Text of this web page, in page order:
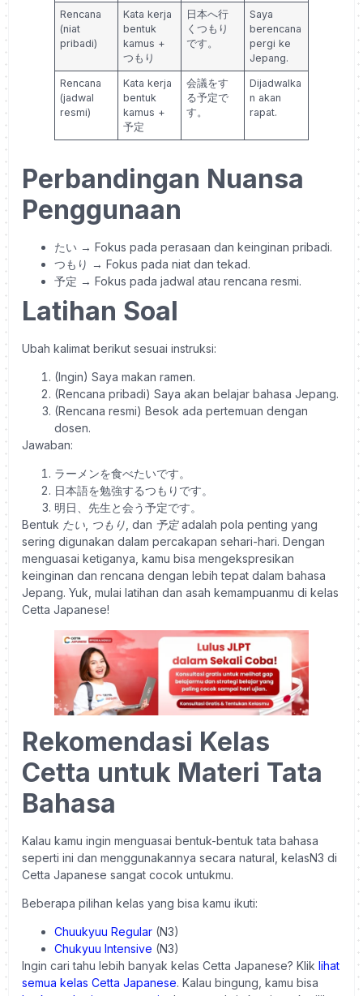
Rencana
(niat
pribadi)
Kata kerja
bentuk
kamus +
つもり
日本へ行
くつもり
です。
Saya
berencana
pergi ke
Jepang.
Rencana
(jadwal
resmi)
Kata kerja
bentuk
kamus +
予定
会議をす
る予定で
す。
Dijadwalka
n akan
rapat.
Perbandingan Nuansa
Penggunaan
たい → Fokus pada perasaan dan keinginan pribadi.
つもり → Fokus pada niat dan tekad.
予定 → Fokus pada jadwal atau rencana resmi.
Latihan Soal
Ubah kalimat berikut sesuai instruksi:
(Ingin) Saya makan ramen.
(Rencana pribadi) Saya akan belajar bahasa Jepang.
(Rencana resmi) Besok ada pertemuan dengan
dosen.
Jawaban:
ラーメンを食べたいです。
日本語を勉強するつもりです。
明日、先生と会う予定です。
Bentuk たい, つもり, dan 予定adalah pola penting yang
sering digunakan dalam percakapan sehari-hari. Dengan
menguasai ketiganya, kamu bisa mengekspresikan
keinginan dan rencana dengan lebih tepat dalam bahasa
Jepang. Yuk, mulai latihan dan asah kemampuanmu di kelas
Cetta Japanese!
Rekomendasi Kelas
Cetta untuk Materi Tata
Bahasa
Kalau kamu ingin menguasai bentuk-bentuk tata bahasa
seperti ini dan menggunakannya secara natural, kelasN3 di
Cetta Japanese sangat cocok untukmu.
Beberapa pilihan kelas yang bisa kamu ikuti:
Chuukyuu Regular (N3)
Chukyuu Intensive (N3)
Ingin cari tahu lebih banyak kelas Cetta Japanese? Klik lihat
semua kelas Cetta Japanese. Kalau bingung, kamu bisa